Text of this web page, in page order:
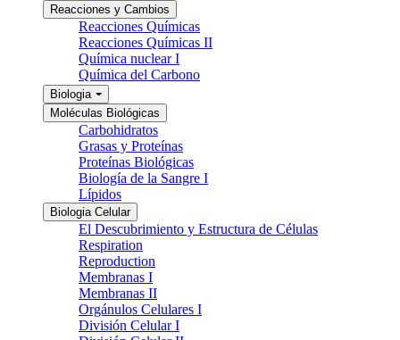
Reacciones y Cambios
Reacciones Químicas
Reacciones Químicas II
Química nuclear I
Química del Carbono
Biologia
Moléculas Biológicas
Carbohidratos
Grasas y Proteínas
Proteínas Biológicas
Biología de la Sangre I
Lípidos
Biologia Celular
El Descubrimiento y Estructura de Células
Respiration
Reproduction
Membranas I
Membranas II
Orgánulos Celulares I
División Celular I